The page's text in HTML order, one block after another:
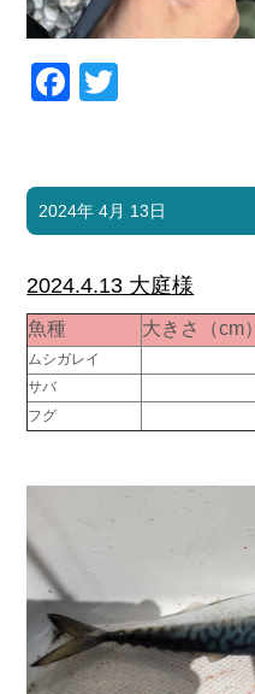
Facebook
2024年 4月 13日
2024.4.13 大庭様
魚種 大きさ（cm）
ムシガレイ
サバ
フグ